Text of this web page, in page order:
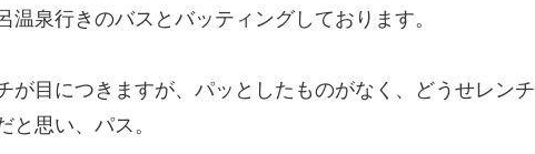
泉行きのバスとバッティングしております。
が目につきますが、パッとしたものがなく、どうせレンチ
と思い、パス。